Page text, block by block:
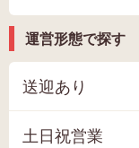
運営形態で探す
送迎あり
土日祝営業